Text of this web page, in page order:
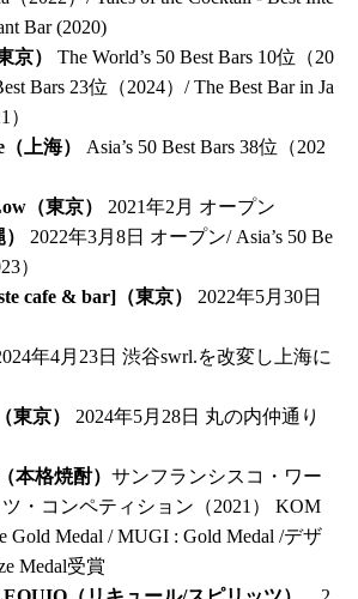
Bar (2020)
京）
The World’s 50 Best Bars 10位（20
Bars 23位（2024）/ The Best Bar in Ja
上海）
Asia’s 50 Best Bars 38位（202
（東京）
2021年2月 オープン
2022年3月8日 オープン/ Asia’s 50 Be
）
cafe & bar]（東京）
2022年5月30日
年4月23日 渋谷swrl.を改変し上海に
東京）
2024年5月28日 丸の内仲通り
本格焼酎） サンフランシスコ・ワー
・コンペティション（2021） KOM
Gold Medal / MUGI : Gold Medal /デザ
Medal受賞